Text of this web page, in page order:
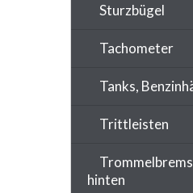
Sturzbügel
Tachometer
Tanks,
Trittleisten
hinten